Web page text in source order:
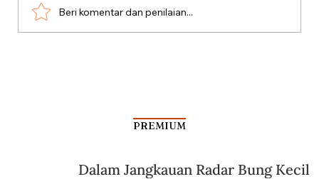
Beri komentar dan penilaian...
PREMIUM
Dalam Jangkauan Radar Bung Kecil